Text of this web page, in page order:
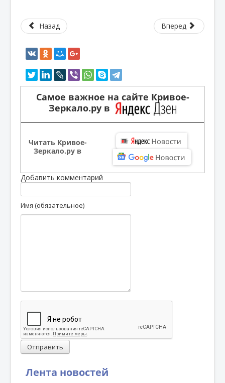
Лента новостей
Назад Вперед
Самое важное на сайте Кривое-
Зеркало.ру в
Читать Кривое-
Зеркало.ру в
Добавить комментарий
Имя (обязательное)
Отправить